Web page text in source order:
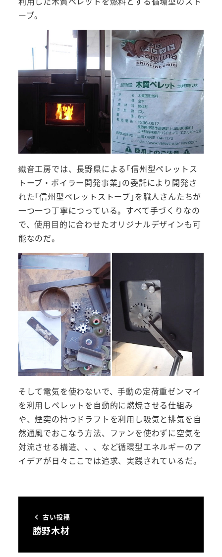
ーブ。
鐵音工房では、長野県による｢信州型ペレットス
トーブ・ボイラー開発事業｣の委託により開発さ
れた｢信州型ペレットストーブ｣を職人さんたちが
一つ一つ丁寧につっている。すべて手づくりなの
で、使用目的に合わせたオリジナルデザインも可
能なのだ。
そして電気を使わないで、手動の定荷重ゼンマイ
を利用しペレットを自動的に燃焼させる仕組み
や、煙突の持つドラフトを利用し吸気と排気を自
然通風でおこなう方法、ファンを使わずに空気を
対流させる構造、、、など循環型エネルギーのア
イデアが日々ここでは追求、実践されているだ。
古い投稿
勝野木材